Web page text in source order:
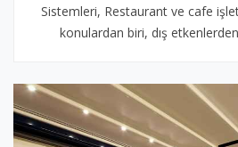
Sistemleri, Restaurant ve cafe
konulardan biri, dış